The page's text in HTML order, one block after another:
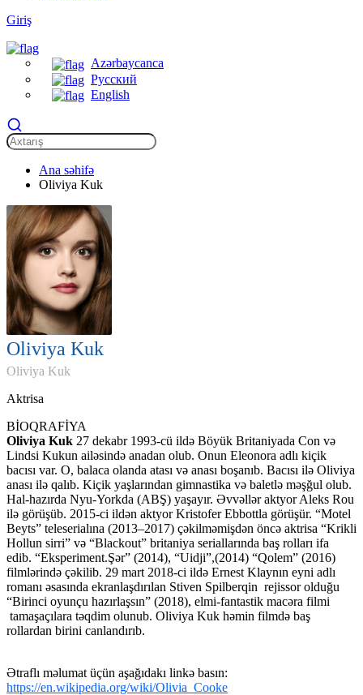
Giriş
Azərbaycanca
Русский
English
Ana səhifə
Oliviya Kuk
Oliviya Kuk
Oliviya Kuk
Aktrisa
BİOQRAFİYA
Oliviya Kuk 27 dekabr 1993-cü ildə Böyük Britaniyada Con və
Lindsi Kukun ailəsində anadan olub. Onun Eleonora adlı kiçik
bacısı var. O, balaca olanda atası və anası boşanıb. Bacısı ilə Oliviya
anası ilə qalıb. Kiçik yaşlarından gimnastika və baletlə məşğul olub.
Hal-hazırda Nyu-Yorkda (ABŞ) yaşayır. Əvvəllər aktyor Aleks Rou
ilə görüşüb. 2015-ci ildən aktyor Kristofer Ebbottla görüşür. “Motel
Beyts” teleserialına (2013–2017) çəkilməmişdən öncə aktrisa “Krikli
Hollun sirri” və “Blackout” britaniya seriallarında baş rolları ifa
edib. “Eksperiment.Şər” (2014), “Uidji”,(2014) “Qolem” (2016)
filmlərində çəkilib. 29 mart 2018-ci ildə Ernest Klaynın eyni adlı
romanı əsasında ekranlaşdırılan Stiven Spilberqin rejissor olduğu
“Birinci oyunçu hazırlaşsın” (2018), elmi-fantastik macəra filmi
tamaşaçılara təqdim olunub. Oliviya Kuk həmin filmdə baş
rollardan birini canlandırıb.
Ətraflı məlumat üçün aşağıdakı linkə basın:
https://en.wikipedia.org/wiki/Olivia_Cooke